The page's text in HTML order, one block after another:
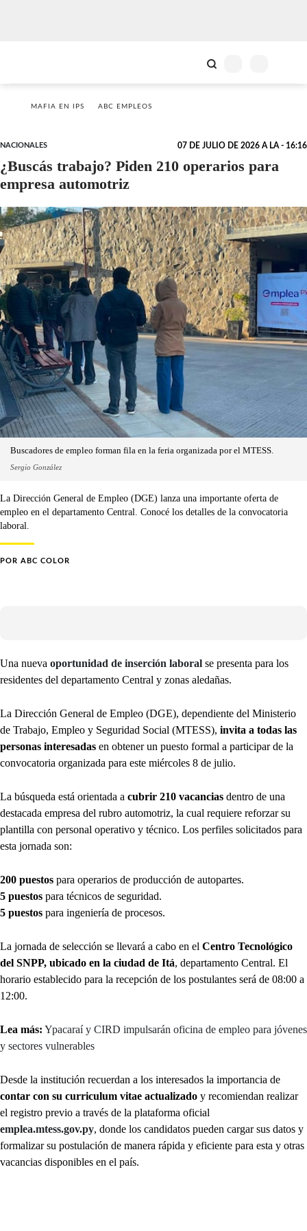
MAFIA EN IPS ABC EMPLEOS
NACIONALES 07 DE JULIO DE 2026 A LA - 16:16
¿Buscás trabajo? Piden 210 operarios para
empresa automotriz
Buscadores de empleo forman fila en la feria organizada por el MTESS.
Sergio González
La Dirección General de Empleo (DGE) lanza una importante oferta de
empleo en el departamento Central. Conocé los detalles de la convocatoria
laboral.
POR ABC COLOR
Una nueva oportunidad de inserción laboral se presenta para los
residentes del departamento Central y zonas aledañas.
La Dirección General de Empleo (DGE), dependiente del Ministerio
de Trabajo, Empleo y Seguridad Social (MTESS), invita a todas las
personas interesadas en obtener un puesto formal a participar de la
convocatoria organizada para este miércoles 8 de julio.
La búsqueda está orientada a cubrir 210 vacancias dentro de una
destacada empresa del rubro automotriz, la cual requiere reforzar su
plantilla con personal operativo y técnico. Los perfiles solicitados para
esta jornada son:
200 puestos para operarios de producción de autopartes.
5 puestos para técnicos de seguridad.
5 puestos para ingeniería de procesos.
La jornada de selección se llevará a cabo en el Centro Tecnológico
del SNPP, ubicado en la ciudad de Itá, departamento Central. El
horario establecido para la recepción de los postulantes será de 08:00 a
12:00.
Lea más: Ypacaraí y CIRD impulsarán oficina de empleo para jóvenes
y sectores vulnerables
Desde la institución recuerdan a los interesados la importancia de
contar con su curriculum vitae actualizado y recomiendan realizar
el registro previo a través de la plataforma oficial
emplea.mtess.gov.py, donde los candidatos pueden cargar sus datos y
formalizar su postulación de manera rápida y eficiente para esta y otras
vacancias disponibles en el país.